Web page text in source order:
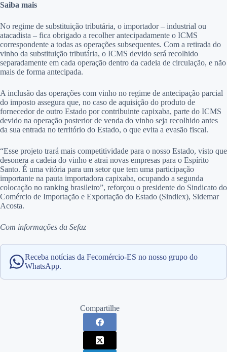
Saiba mais
No regime de substituição tributária, o importador – industrial ou
atacadista – fica obrigado a recolher antecipadamente o ICMS
correspondente a todas as operações subsequentes. Com a retirada do
vinho da substituição tributária, o ICMS devido será recolhido
separadamente em cada operação dentro da cadeia de circulação, e não
mais de forma antecipada.
A inclusão das operações com vinho no regime de antecipação parcial
do imposto assegura que, no caso de aquisição do produto de
fornecedor de outro Estado por contribuinte capixaba, parte do ICMS
devido na operação posterior de venda do vinho seja recolhido antes
da sua entrada no território do Estado, o que evita a evasão fiscal.
“Esse projeto trará mais competitividade para o nosso Estado, visto que
desonera a cadeia do vinho e atrai novas empresas para o Espírito
Santo. É uma vitória para um setor que tem uma participação
importante na pauta importadora capixaba, ocupando a segunda
colocação no ranking brasileiro”, reforçou o presidente do Sindicato do
Comércio de Importação e Exportação do Estado (Sindiex), Sidemar
Acosta.
Com informações da Sefaz
Receba notícias da Fecomércio-ES no nosso grupo do
WhatsApp.
Compartilhe